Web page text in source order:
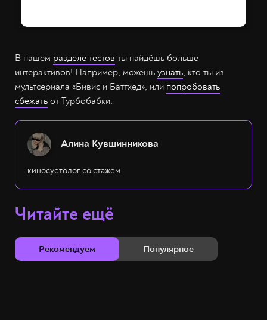
В нашем разделе тестов ты найдёшь больше
интерактивов! Например, можешь узнать, кто ты из
мультсериала «Бивис и Баттхед», или попробовать
сбежать от Турбобабки.
Алина Кувшинникова
киносуетолог со стажем
Читайте ещё
Рекомендуем Популярное